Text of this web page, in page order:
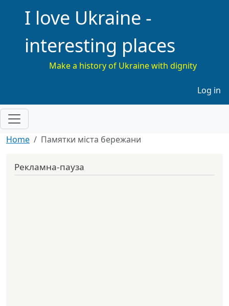
I love Ukraine -
interesting places
Make a history of Ukraine with dignity
Log in
Home Памятки міста бережани
Рекламна-пауза